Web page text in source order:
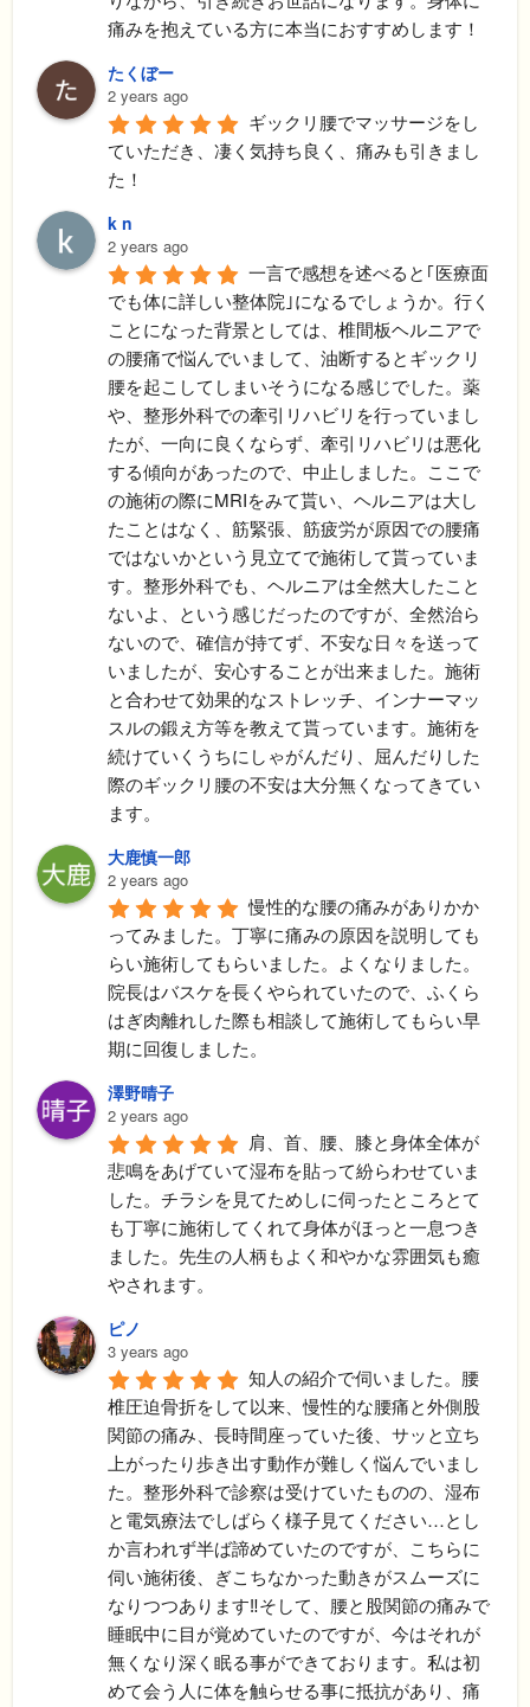
痛みを抱えている方に本当におすすめします！
たくぼー
2 years ago
ギックリ腰でマッサージをし
ていただき、凄く気持ち良く、痛みも引きまし
た！
k n
2 years ago
一言で感想を述べると｢医療面
でも体に詳しい整体院｣になるでしょうか。行く
ことになった背景としては、椎間板ヘルニアで
の腰痛で悩んでいまして、油断するとギックリ
腰を起こしてしまいそうになる感じでした。薬
や、整形外科での牽引リハビリを行っていまし
たが、一向に良くならず、牽引リハビリは悪化
する傾向があったので、中止しました。ここで
の施術の際にMRIをみて貰い、ヘルニアは大し
たことはなく、筋緊張、筋疲労が原因での腰痛
ではないかという見立てで施術して貰っていま
す。整形外科でも、ヘルニアは全然大したこと
ないよ、という感じだったのですが、全然治ら
ないので、確信が持てず、不安な日々を送って
いましたが、安心することが出来ました。施術
と合わせて効果的なストレッチ、インナーマッ
スルの鍛え方等を教えて貰っています。施術を
続けていくうちにしゃがんだり、屈んだりした
際のギックリ腰の不安は大分無くなってきてい
ます。
大鹿慎一郎
2 years ago
慢性的な腰の痛みがありかか
ってみました。丁寧に痛みの原因を説明しても
らい施術してもらいました。よくなりました。
院長はバスケを長くやられていたので、ふくら
はぎ肉離れした際も相談して施術してもらい早
期に回復しました。
澤野晴子
2 years ago
肩、首、腰、膝と身体全体が
悲鳴をあげていて湿布を貼って紛らわせていま
した。チラシを見てためしに伺ったところとて
も丁寧に施術してくれて身体がほっと一息つき
ました。先生の人柄もよく和やかな雰囲気も癒
やされます。
ピノ
3 years ago
知人の紹介で伺いました。腰
椎圧迫骨折をして以来、慢性的な腰痛と外側股
関節の痛み、長時間座っていた後、サッと立ち
上がったり歩き出す動作が難しく悩んでいまし
た。整形外科で診察は受けていたものの、湿布
と電気療法でしばらく様子見てください…とし
か言われず半ば諦めていたのですが、こちらに
伺い施術後、ぎこちなかった動きがスムーズに
なりつつあります‼︎そして、腰と股関節の痛みで
睡眠中に目が覚めていたのですが、今はそれが
無くなり深く眠る事ができております。私は初
めて会う人に体を触らせる事に抵抗があり、痛